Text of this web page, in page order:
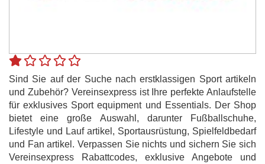
Sind Sie auf der Suche nach erstklassigen Sport artikeln
und Zubehör? Vereinsexpress ist Ihre perfekte Anlaufstelle
für exklusives Sport equipment und Essentials. Der Shop
bietet eine große Auswahl, darunter Fußballschuhe,
Lifestyle und Lauf artikel, Sportausrüstung, Spielfeldbedarf
und Fan artikel. Verpassen Sie nichts und sichern Sie sich
Vereinsexpress Rabattcodes, exklusive Angebote und